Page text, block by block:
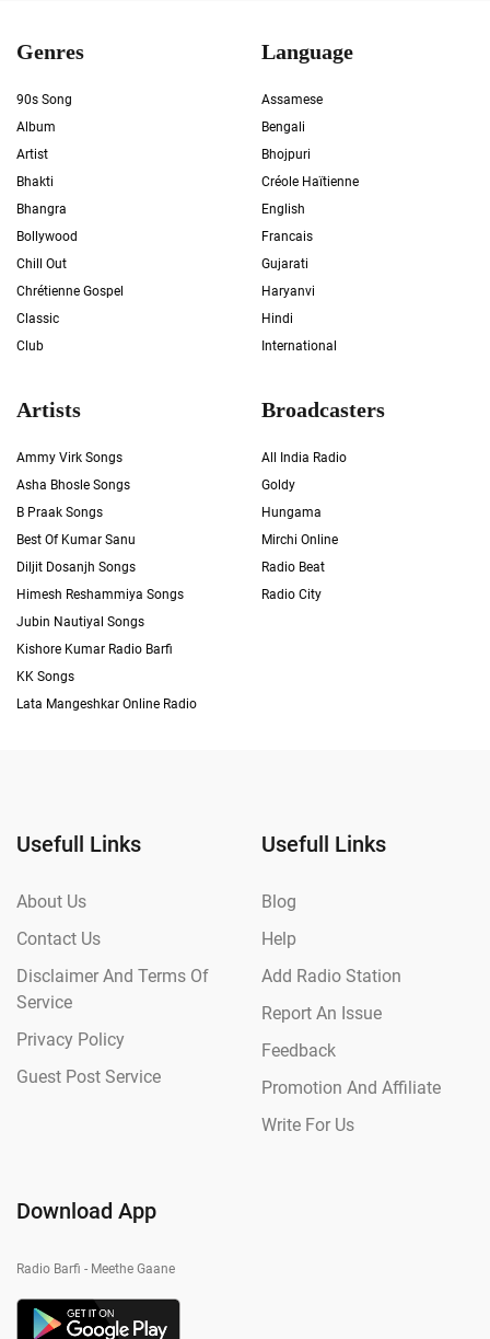
Genres
90s Song
Album
Artist
Bhakti
Bhangra
Bollywood
Chill Out
Chrétienne Gospel
Classic
Club
Language
Assamese
Bengali
Bhojpuri
Créole Haïtienne
English
Francais
Gujarati
Haryanvi
Hindi
International
Artists
Ammy Virk Songs
Asha Bhosle Songs
B Praak Songs
Best Of Kumar Sanu
Diljit Dosanjh Songs
Himesh Reshammiya Songs
Jubin Nautiyal Songs
Kishore Kumar Radio Barfi
KK Songs
Lata Mangeshkar Online Radio
Broadcasters
All India Radio
Goldy
Hungama
Mirchi Online
Radio Beat
Radio City
Usefull Links
About Us
Contact Us
Disclaimer And Terms Of
Service
Privacy Policy
Guest Post Service
Usefull Links
Blog
Help
Add Radio Station
Report An Issue
Feedback
Promotion And Affiliate
Write For Us
Download App
Radio Barfi - Meethe Gaane